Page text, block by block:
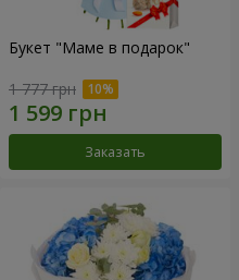
Букет "Маме в подарок"
1 777 грн
Заказать